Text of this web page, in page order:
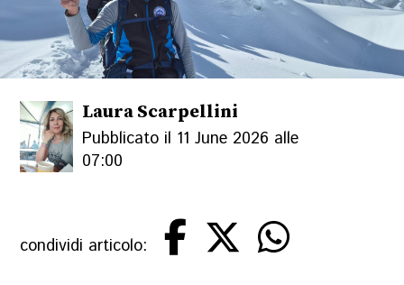
Laura Scarpellini
Pubblicato il 11 June 2026 alle
07:00
condividi articolo: